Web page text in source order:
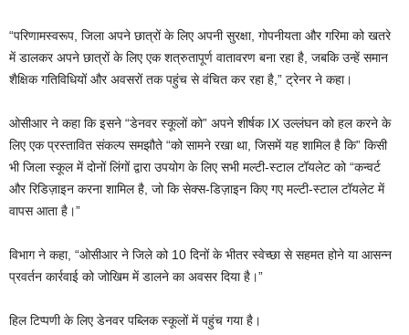
“परिणामस्वरूप, जिला अपने छात्रों के लिए अपनी सुरक्षा, गोपनीयता और गरिमा को खतरे
में डालकर अपने छात्रों के लिए एक शत्रुतापूर्ण वातावरण बना रहा है, जबकि उन्हें समान
शैक्षिक गतिविधियों और अवसरों तक पहुंच से वंचित कर रहा है,” ट्रेनर ने कहा।
ओसीआर ने कहा कि इसने “डेनवर स्कूलों को” अपने शीर्षक IX उल्लंघन को हल करने के
लिए एक प्रस्तावित संकल्प समझौते “को सामने रखा था, जिसमें यह शामिल है कि” किसी
भी जिला स्कूल में दोनों लिंगों द्वारा उपयोग के लिए सभी मल्टी-स्टाल टॉयलेट को “कन्वर्ट
और रिडिज़ाइन करना शामिल है, जो कि सेक्स-डिज़ाइन किए गए मल्टी-स्टाल टॉयलेट में
वापस आता है।”
विभाग ने कहा, “ओसीआर ने जिले को 10 दिनों के भीतर स्वेच्छा से सहमत होने या आसन्न
प्रवर्तन कार्रवाई को जोखिम में डालने का अवसर दिया है।”
हिल टिप्पणी के लिए डेनवर पब्लिक स्कूलों में पहुंच गया है।